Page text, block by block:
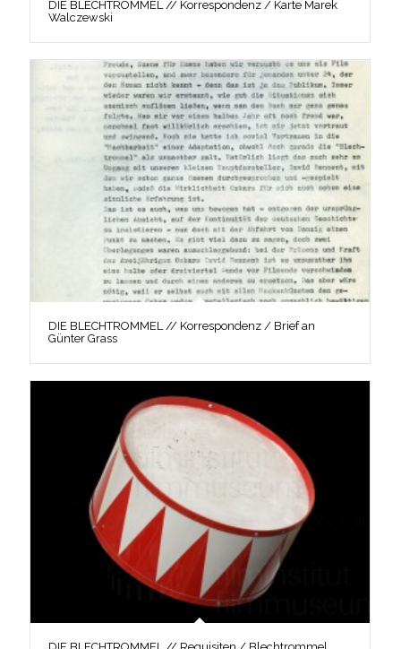
DIE BLECHTROMMEL // Korrespondenz / Karte Marek
Walczewski
DIE BLECHTROMMEL // Korrespondenz / Brief an
Günter Grass